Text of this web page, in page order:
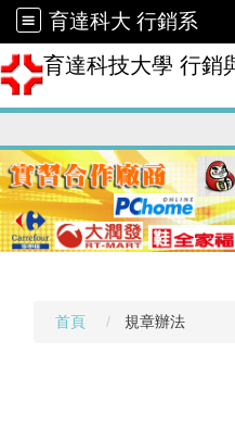
育達科大 行銷系
育達科技大學 行銷
首頁 規章辦法